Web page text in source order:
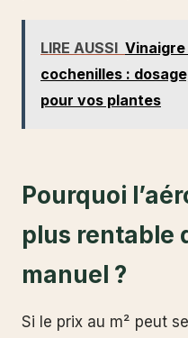
LIRE AUSSI
cochenilles :
pour vos plantes
Pourquoi
plus rentable
manuel ?
Si le prix au m² peut